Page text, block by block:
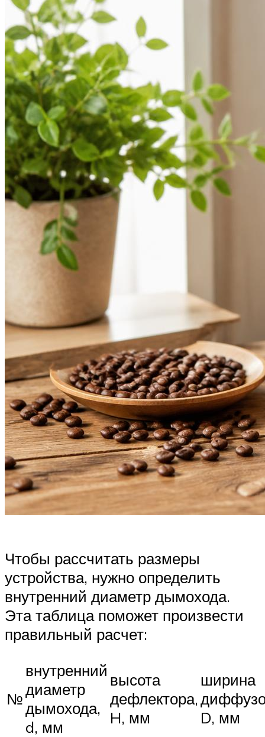
Чтобы рассчитать размеры
устройства, нужно определить
внутренний диаметр дымохода.
Эта таблица поможет произвести
правильный расчет:
№
внутренний
диаметр
дымохода,
d, мм
высота
дефлектора,
H, мм
ширина
D, мм